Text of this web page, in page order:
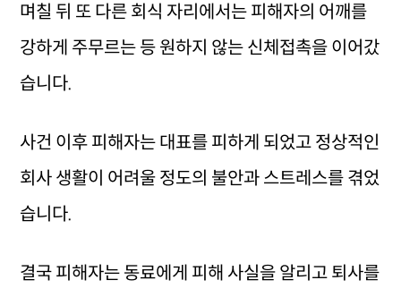
며칠 뒤 또 다른 회식 자리에서는 피해자의 어깨를
강하게 주무르는 등 원하지 않는 신체접촉을 이어갔
습니다.
사건 이후 피해자는 대표를 피하게 되었고 정상적인
회사 생활이 어려울 정도의 불안과 스트레스를 겪었
습니다.
결국 피해자는 동료에게 피해 사실을 알리고 퇴사를